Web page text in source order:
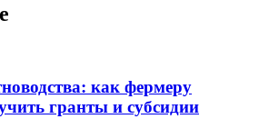
как фермеру
гранты и субсидии